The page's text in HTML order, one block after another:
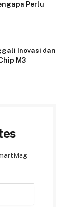
Perlu
Inovasi dan
M3